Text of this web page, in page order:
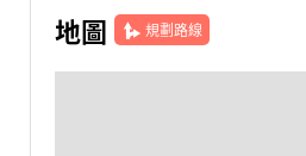
地圖 規劃路線